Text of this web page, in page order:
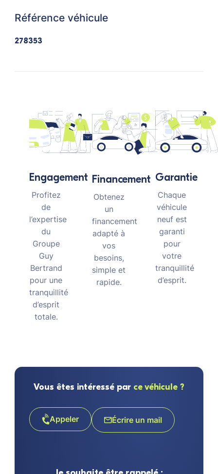
Référence véhicule
278353
Engagement
Profitez
de
l’expertise
du
Groupe
Guy
Bertrand
pour une
tranquillité
d’esprit
totale.
Financement
Obtenez
un
financement
adapté à
vos
besoins,
simple et
rapide.
Garantie
Chaque
véhicule
neuf est
garanti
pour
votre
tranquillité
d’esprit.
Vous êtes intéressé par ce véhicule ?
Appeler Écrire un mail